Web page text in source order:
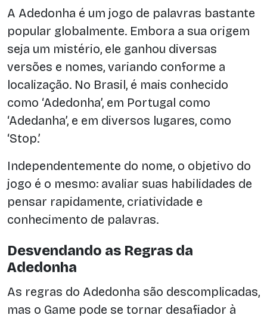
A Adedonha é um jogo de palavras bastante
popular globalmente. Embora a sua origem
seja um mistério, ele ganhou diversas
versões e nomes, variando conforme a
localização. No Brasil, é mais conhecido
como ‘Adedonha’, em Portugal como
‘Adedanha’, e em diversos lugares, como
‘Stop.’
Independentemente do nome, o objetivo do
jogo é o mesmo: avaliar suas habilidades de
pensar rapidamente, criatividade e
conhecimento de palavras.
Desvendando as Regras da
Adedonha
As regras do Adedonha são descomplicadas,
mas o Game pode se tornar desafiador à